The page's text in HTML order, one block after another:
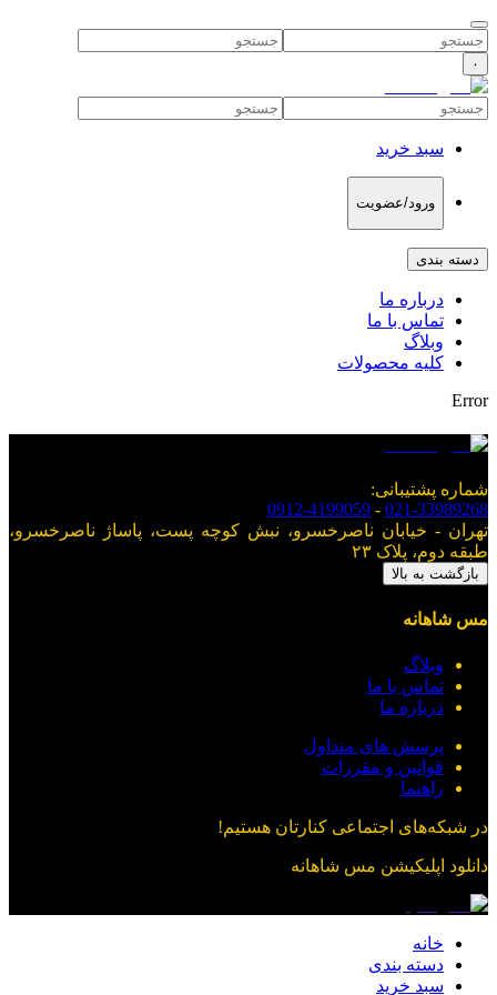
۰
سبد خرید
ورود/عضویت
دسته بندی
درباره ما
تماس با ما
وبلاگ
کلیه محصولات
Error
شماره پشتیبانی:
021-33989268
-
0912-4199059
تهران - خیابان ناصرخسرو، نبش کوچه پست، پاساژ ناصرخسرو،
طبقه دوم، پلاک ۲۳
بازگشت به بالا
مس شاهانه
وبلاگ
تماس با ما
درباره ما
پرسش های متداول
قوانین و مقررات
راهنما
در شبکه‌های اجتماعی کنارتان هستیم!
دانلود اپلیکیشن مس شاهانه
خانه
دسته بندی
سبد خرید